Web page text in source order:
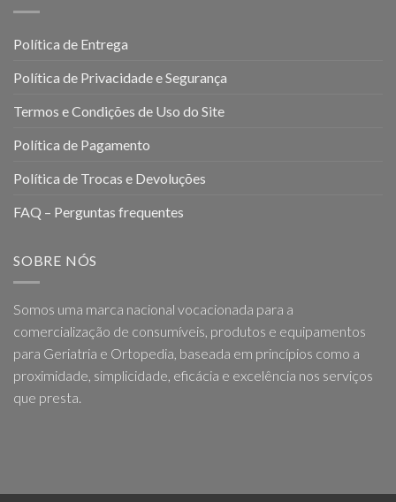
Política de Entrega
Política de Privacidade e Segurança
Termos e Condições de Uso do Site
Política de Pagamento
Política de Trocas e Devoluções
FAQ – Perguntas frequentes
SOBRE NÓS
Somos uma marca nacional vocacionada para a
comercialização de consumíveis, produtos e equipamentos
para Geriatria e Ortopedia, baseada em princípios como a
proximidade, simplicidade, eficácia e excelência nos serviços
que presta.